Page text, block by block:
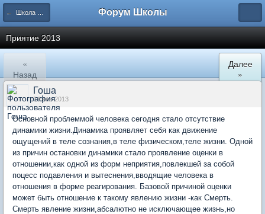
← Школа Холистического Сознания Форум Школы
Приятие 2013
«
Назад
Далее
»
Гоша
14 янв 2013
Основной проблеммой человека сегодня стало отсутствие
динамики жизни.Динамика проявляет себя как движение
ощущений в теле сознания,в теле физическом,теле жизни. Одной
из причин остановки динамики стало проявление оценки в
отношении,как одной из форм неприятия,повлекшей за собой
поцесс подавления и вытеснения,вводящие человека в
отношения в форме реагирования. Базовой причиной оценки
может быть отношение к такому явлению жизни -как Смерть.
Смерть явление жизни,абсалютно не исключающее жизнь,но